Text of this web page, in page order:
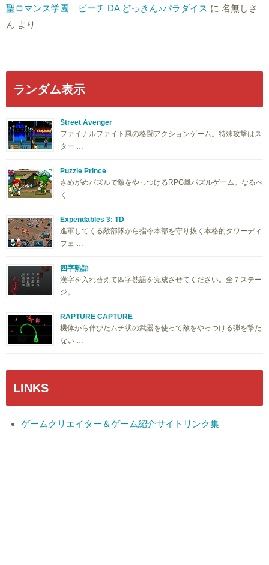
聖ロマンス学園 ビーチ DA どっきん♪パラダイス に 名無しさ
ん より
ランダム表示
Street Avenger
ファイナルファイト風の格闘アクションゲーム。特殊攻撃はス
ター …
Puzzle Prince
さめがめパズルで敵をやっつけるRPG風パズルゲーム。なるべ
く …
Expendables 3: TD
進軍してくる敵部隊から指令本部を守り抜く本格的タワーディ
フェ …
四字熟語
漢字を入れ替えて四字熟語を完成させてください。全７ステー
ジ。 …
RAPTURE CAPTURE
機体から伸びたムチ状の武器を使って敵をやっつける弾を撃た
ない …
LINKS
ゲームクリエイター＆ゲーム紹介サイトリンク集